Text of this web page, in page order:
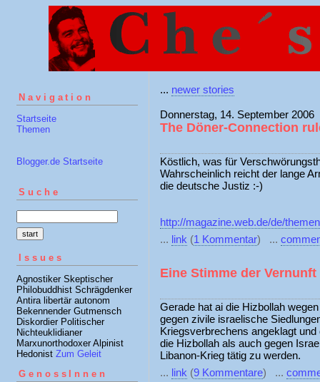
Navigation
Startseite
Themen
Blogger.de Startseite
Suche
Issues
Agnostiker Skeptischer
Philobuddhist Schrägdenker
Antira libertär autonom
Bekennender Gutmensch
Diskordier Politischer
Nichteuklidianer
Marxunorthodoxer Alpinist
Hedonist Zum Geleit
GenossInnen
... newer stories
Donnerstag, 14. September 2006
The Döner-Connection
Köstlich, was für
Wahrscheinlich reicht der lange
die deutsche Justiz :-)
http://magazine.web.de/de/
... link (1 Kommentar) ...
Eine Stimme der Vernunft
Gerade hat ai die Hizbollah
gegen zivile israelische
Kriegsverbrechens angeklagt
die Hizbollah als auch gegen
Libanon-Krieg tätig zu werden.
... link (9 Kommentare) ...